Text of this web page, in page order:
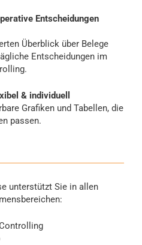
Entscheidungen
Überblick über Belege
Entscheidungen im
& individuell
Grafiken und Tabellen, die
passen.
unterstützt Sie in allen